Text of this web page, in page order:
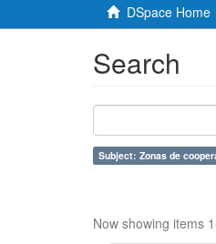
DSpace Home
Search
Subject: Zonas de
Now showing items